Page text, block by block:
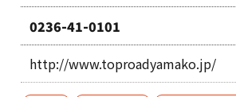
0236-41-0101
http://www.toproadyamako.jp/